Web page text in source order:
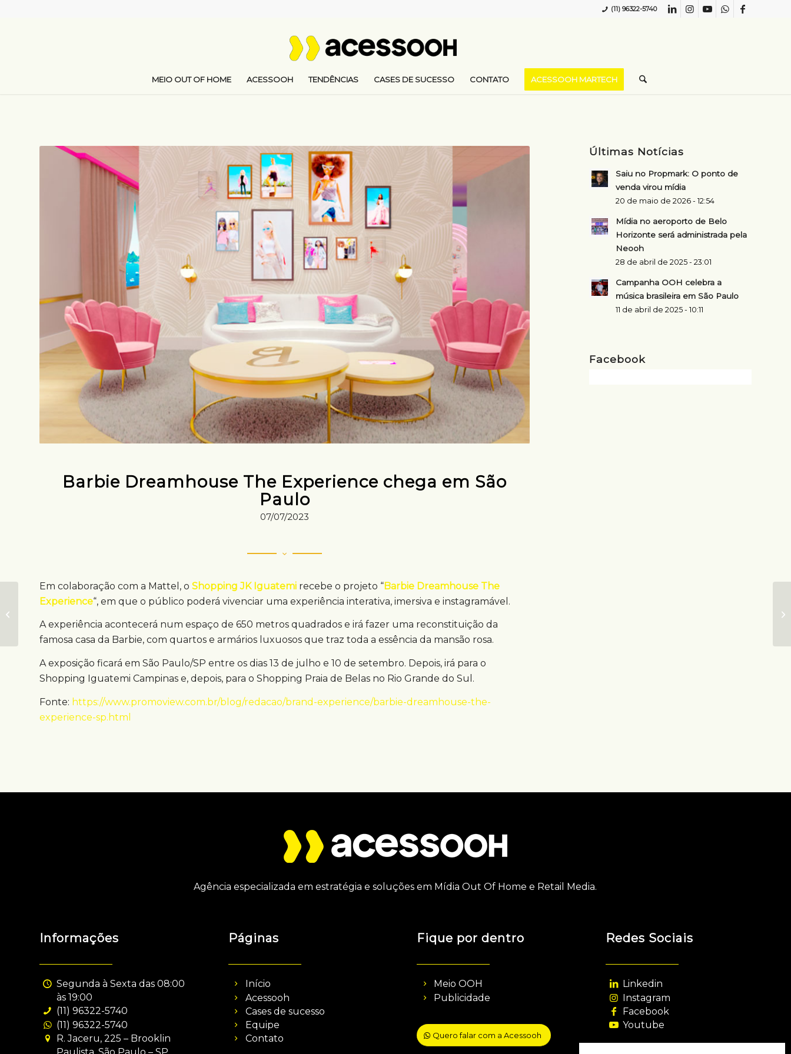
(11) 96322-5740
MEIO OUT OF HOME ACESSOOH TENDÊNCIAS CASES DE SUCESSO CONTATO ACESSOOH MARTECH
Barbie Dreamhouse The Experience chega em São
Paulo
07/07/2023
Em colaboração com a Mattel, o Shopping JK Iguatemi recebe o projeto “Barbie Dreamhouse The
Experience“, em que o público poderá vivenciar uma experiência interativa, imersiva e instagramável.
A experiência acontecerá num espaço de 650 metros quadrados e irá fazer uma reconstituição da
famosa casa da Barbie, com quartos e armários luxuosos que traz toda a essência da mansão rosa.
A exposição ficará em São Paulo/SP entre os dias 13 de julho e 10 de setembro. Depois, irá para o
Shopping Iguatemi Campinas e, depois, para o Shopping Praia de Belas no Rio Grande do Sul.
Fonte: https://www.promoview.com.br/blog/redacao/brand-experience/barbie-dreamhouse-the-
experience-sp.html
Últimas Notícias
Saiu no Propmark: O ponto de
venda virou mídia
20 de maio de 2026 - 12:54
Mídia no aeroporto de Belo
Horizonte será administrada pela
Neooh
28 de abril de 2025 - 23:01
Campanha OOH celebra a
música brasileira em São Paulo
11 de abril de 2025 - 10:11
Facebook
Agência especializada em estratégia e soluções em Mídia Out Of Home e Retail Media.
Informações
Segunda à Sexta das 08:00
às 19:00
(11) 96322-5740
(11) 96322-5740
R. Jaceru, 225 – Brooklin
Páginas
Início
Acessooh
Cases de sucesso
Equipe
Contato
Fique por dentro
Meio OOH
Publicidade
Quero falar com a Acessooh
Redes Sociais
Linkedin
Instagram
Facebook
Youtube
JCDecaux celebra 25
anos no Brasil